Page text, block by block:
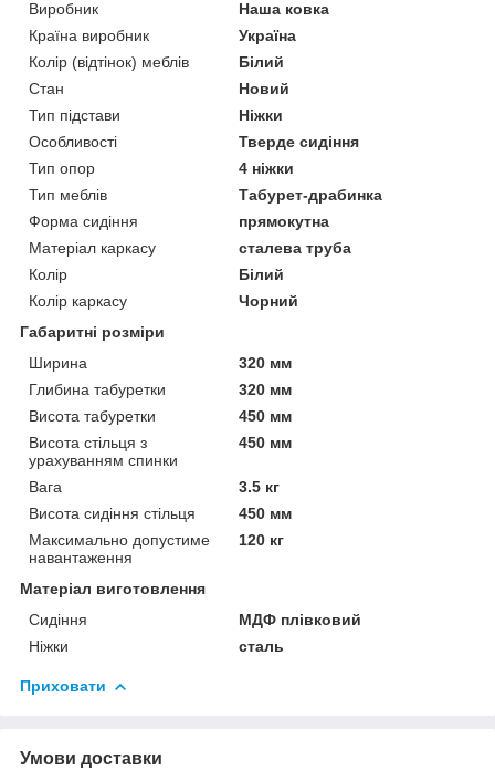
Виробник
Наша ковка
Країна виробник
Україна
Колір (відтінок) меблів
Білий
Стан
Новий
Тип підстави
Ніжки
Особливості
Тверде сидіння
Тип опор
4 ніжки
Тип меблів
Табурет-драбинка
Форма сидіння
прямокутна
Матеріал каркасу
сталева труба
Колір
Білий
Колір каркасу
Чорний
Габаритні розміри
Ширина
320 мм
Глибина табуретки
320 мм
Висота табуретки
450 мм
Висота стільця з
урахуванням спинки
450 мм
Вага
3.5 кг
Висота сидіння стільця
450 мм
Максимально допустиме
навантаження
120 кг
Матеріал виготовлення
Сидіння
МДФ плівковий
Ніжки
сталь
Приховати
Умови доставки